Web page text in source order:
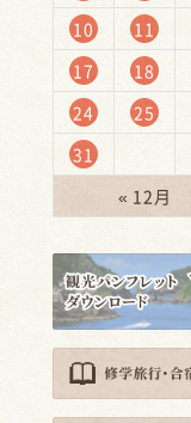
10
11
17
18
24
25
31
« 12月